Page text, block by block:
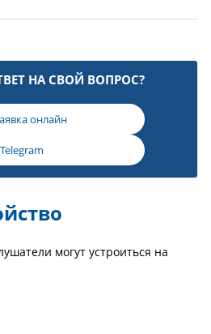
НА СВОЙ ВОПРОС?
онлайн
Telegram
могут устроиться на